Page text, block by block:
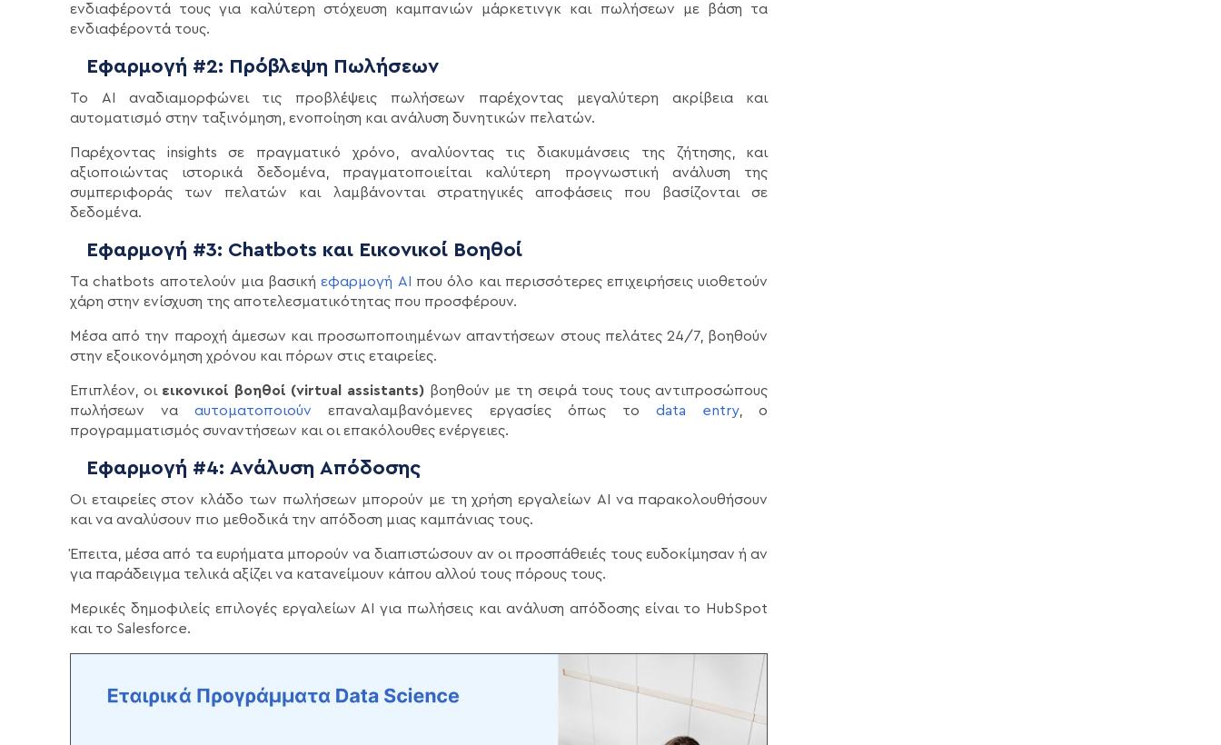
ενδιαφέροντά τους για καλύτερη στόχευση καμπανιών μάρκετινγκ και πωλήσεων με βάση τα
ενδιαφέροντά τους.
Εφαρμογή #2: Πρόβλεψη Πωλήσεων
Το AI αναδιαμορφώνει τις προβλέψεις πωλήσεων παρέχοντας μεγαλύτερη ακρίβεια και
αυτοματισμό στην ταξινόμηση, ενοποίηση και ανάλυση δυνητικών πελατών.
Παρέχοντας insights σε πραγματικό χρόνο, αναλύοντας τις διακυμάνσεις της ζήτησης, και
αξιοποιώντας ιστορικά δεδομένα, πραγματοποιείται καλύτερη προγνωστική ανάλυση της
συμπεριφοράς των πελατών και λαμβάνονται στρατηγικές αποφάσεις που βασίζονται σε
δεδομένα.
Εφαρμογή #3: Chatbots και Εικονικοί Βοηθοί
Τα chatbots αποτελούν μια βασικήεφαρμογή AI
που όλο και περισσότερες επιχειρήσεις υιοθετούν
χάρη στην ενίσχυση της αποτελεσματικότητας που προσφέρουν.
Μέσα από την παροχή άμεσων και προσωποποιημένων απαντήσεων στους πελάτες 24/7, βοηθούν
στην εξοικονόμηση χρόνου και πόρων στις εταιρείες.
Επιπλέον, οι εικονικοί βοηθοί (virtual assistants) βοηθούν με τη σειρά τους τους αντιπροσώπους
πωλήσεων νααυτοματοποιούν επαναλαμβανόμενες εργασίες όπως τοdata entry, ο
προγραμματισμός συναντήσεων και οι επακόλουθες ενέργειες.
Εφαρμογή #4: Ανάλυση Απόδοσης
Οι εταιρείες στον κλάδο των πωλήσεων μπορούν με τη χρήση εργαλείων AI να παρακολουθήσουν
και να αναλύσουν πιο μεθοδικά την απόδοση μιας καμπάνιας τους.
Έπειτα, μέσα από τα ευρήματα μπορούν να διαπιστώσουν αν οι προσπάθειές τους ευδοκίμησαν ή αν
για παράδειγμα τελικά αξίζει να κατανείμουν κάπου αλλού τους πόρους τους.
Μερικές δημοφιλείς επιλογές εργαλείων AI για πωλήσεις και ανάλυση απόδοσης είναι το HubSpot
και το Salesforce.